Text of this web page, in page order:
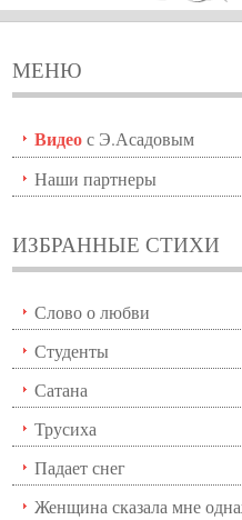
МЕНЮ
Видеос Э.Асадовым
Наши партнеры
ИЗБРАННЫЕ СТИХИ
Слово о любви
Студенты
Сатана
Трусиха
Падает снег
Женщина сказала мне